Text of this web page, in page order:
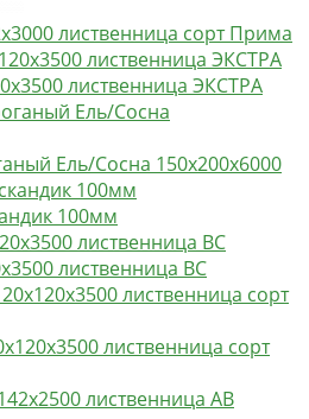
лиственница сорт Прима
лиственница ЭКСТРА
Ель/Сосна 150х200х6000
100мм
лиственница BC
лиственница сорт